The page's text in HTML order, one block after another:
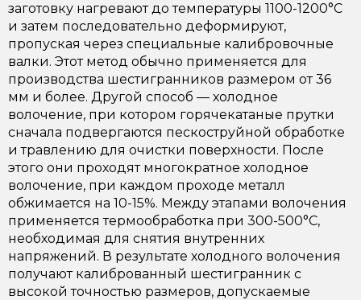
заготовку нагревают до температуры 1100-1200°C
и затем последовательно деформируют,
пропуская через специальные калибровочные
валки. Этот метод обычно применяется для
производства шестигранников размером от 36
мм и более. Другой способ — холодное
волочение, при котором горячекатаные прутки
сначала подвергаются пескоструйной обработке
и травлению для очистки поверхности. После
этого они проходят многократное холодное
волочение, при каждом проходе металл
обжимается на 10-15%. Между этапами волочения
применяется термообработка при 300-500°C,
необходимая для снятия внутренних
напряжений. В результате холодного волочения
получают калиброванный шестигранник с
высокой точностью размеров, допускаемые